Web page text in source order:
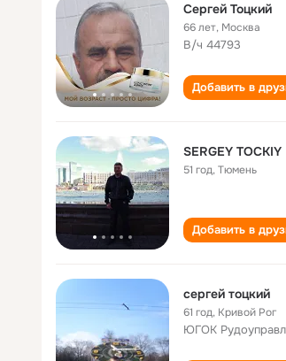
Сергей Тоцкий
66 лет, Москва
В/ч 44793
Добавить в
SERGEY TOCKIY
51 год,Тюмень
Добавить в
сергей тоцкий
61 год, Кривой Рог
ЮГОК